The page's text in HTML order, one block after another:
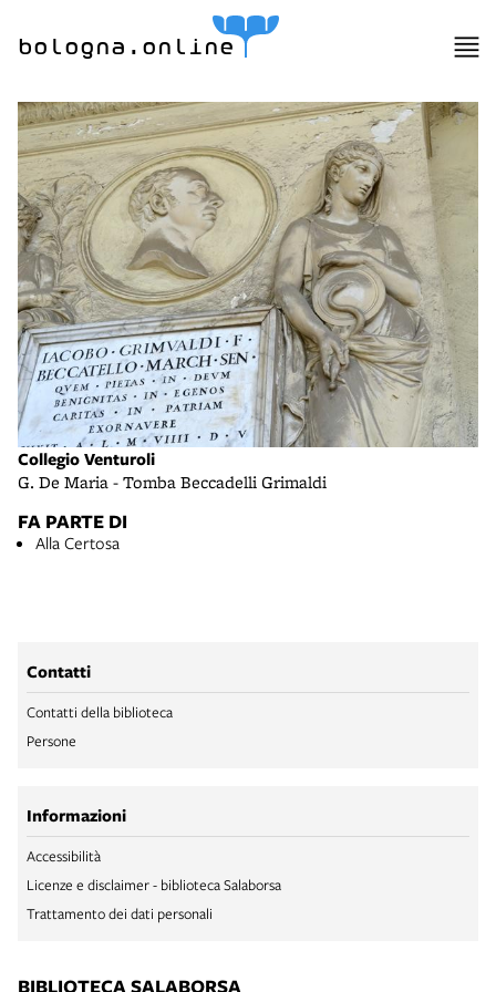
bologna.online
Collegio Venturoli
G. De Maria - Tomba Beccadelli Grimaldi
FA PARTE DI
Alla Certosa
Contatti
Contatti della biblioteca
Persone
Informazioni
Accessibilità
Licenze e disclaimer - biblioteca Salaborsa
Trattamento dei dati personali
BIBLIOTECA SALABORSA